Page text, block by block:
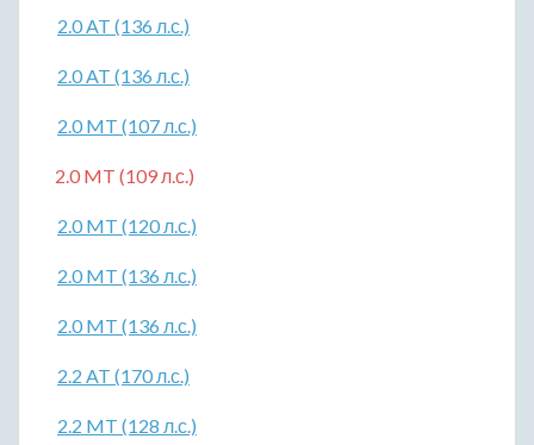
2.0 AT (136 л.с.)
2.0 AT (136 л.с.)
2.0 MT (107 л.с.)
2.0 MT (109 л.с.)
2.0 MT (120 л.с.)
2.0 MT (136 л.с.)
2.0 MT (136 л.с.)
2.2 AT (170 л.с.)
2.2 MT (128 л.с.)